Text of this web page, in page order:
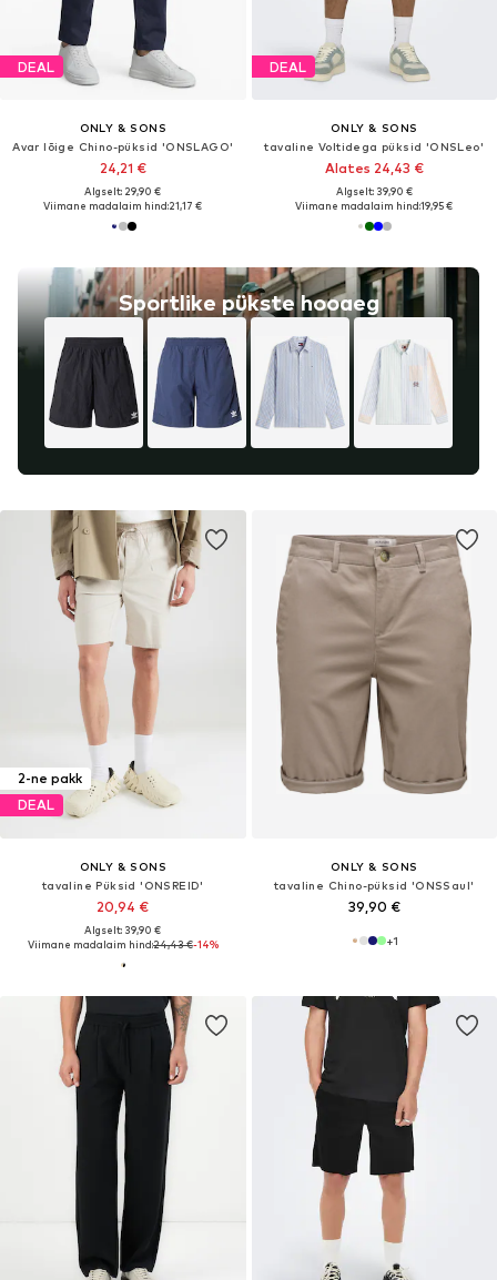
DEAL
ONLY & SONS
Avar lõige Chino-püksid 'ONSLAGO'
24,21 €
Algselt: 29,90 €
Viimane madalaim hind:21,17 €
Sportlike pükste hooaeg
DEAL
ONLY & SONS
tavaline Voltidega püksid 'ONSLeo'
Alates 24,43 €
Algselt: 39,90 €
Viimane madalaim hind:19,95 €
2-ne pakk
DEAL
ONLY & SONS
tavaline Püksid 'ONSREID'
20,94 €
Algselt: 39,90 €
Viimane madalaim hind:24,43 €-14%
ONLY & SONS
tavaline Chino-püksid 'ONSSaul'
39,90 €
+1